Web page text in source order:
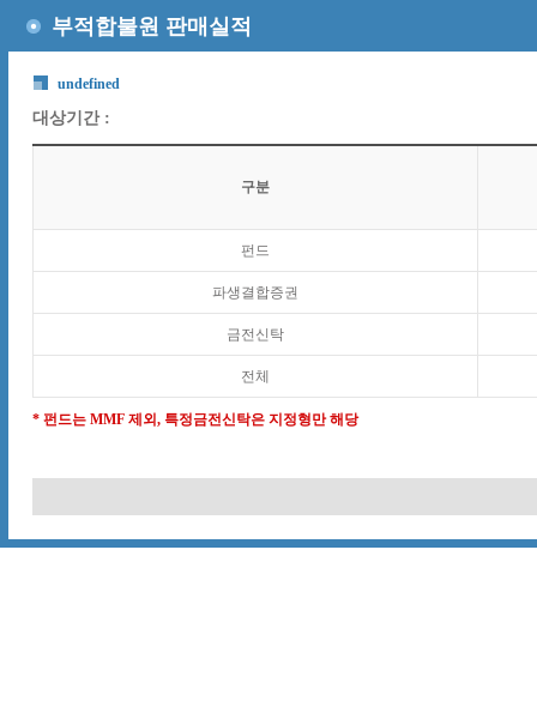
부적합불원 판매실적
undefined
대상기간 :
구분
펀드
파생결합증권
금전신탁
전체
* 펀드는 MMF 제외, 특정금전신탁은 지정형만 해당